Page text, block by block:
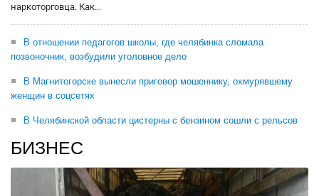
наркоторговца. Как...
В отношении педагогов школы, где челябинка сломала
позвоночник, возбудили уголовное дело
В Магнитогорске вынесли приговор мошеннику, охмурявшему
женщин в соцсетях
В Челябинской области цистерны с бензином сошли с рельсов
БИЗНЕС